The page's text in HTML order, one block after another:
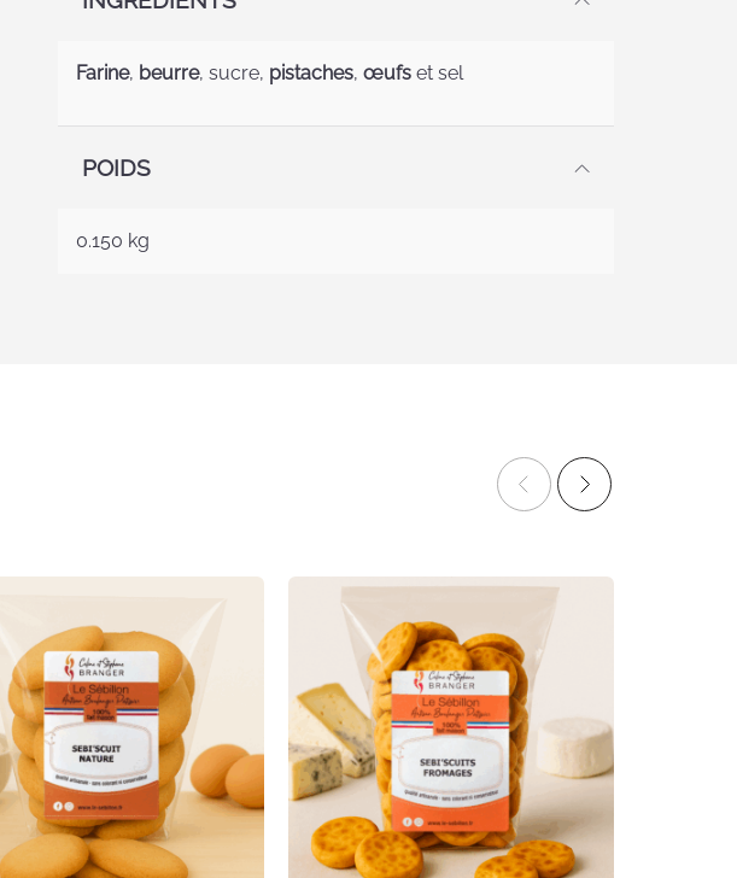
Farine, beurre, sucre, pistaches, œufs et sel
POIDS
0.150 kg